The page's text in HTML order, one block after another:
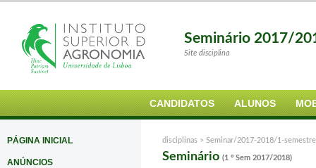
Seminário 2017/
Site disciplina
CANDIDATOS ALUNOS
PÁGINA INICIAL
ANÚNCIOS
disciplinas > Seminar/2017-2018/1-semestre
Seminário (1 º Sem 2017/2018)